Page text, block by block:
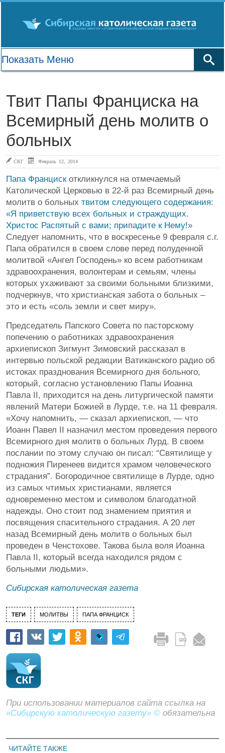
Твит Папы Франциска на
Всемирный день молитв о
больных
СКГ Февраль 12, 2014
Папа Францискоткликнулся на отмечаемый
Католической Церковью в 22-й раз Всемирный день
молитв о больных твитом следующего содержания:
«Я приветствую всех больных и страждущих.
Христос Распятый с вами; припадите к Нему!»
Следует напомнить, что в воскресенье 9 февраля с.г.
Папа обратился в своем слове перед полуденной
молитвой «Ангел Господень» ко всем работникам
здравоохранения, волонтерам и семьям, члены
которых ухаживают за своими больными близкими,
подчеркнув, что христианская забота о больных –
это и есть «соль земли и свет миру».
Председатель Папского Совета по пасторскому
попечению о работниках здравоохранения
архиепископ Зигмунт Зимовский рассказал в
интервью польской редакции Ватиканского радио об
истоках празднования Всемирного дня больного,
который, согласно установлению Папы Иоанна
Павла II, приходится на день литургической памяти
явлений Матери Божией в Лурде, т.е. на 11 февраля.
«Хочу напомнить, — сказал архиепископ, — что
Иоанн Павел II назначил местом проведения первого
Всемирного дня молитв о больных Лурд. В своем
послании по этому случаю он писал: “Святилище у
подножия Пиренеев видится храмом человеческого
страдания”. Богородичное святилище в Лурде, одно
из самых чтимых христианами, является
одновременно местом и символом благодатной
надежды. Оно стоит под знамением приятия и
посвящения спасительного страдания. А 20 лет
назад Всемирный день молитв о больных был
проведен в Ченстохове. Такова была воля Иоанна
Павла II, который всегда находился рядом с
больными людьми».
Сибирская католическая газета
ТЕГИ МОЛИТВЫ ПАПА ФРАНЦИСК
При использовании материалов сайта ссылка на
«Сибирскую католическую газету» © обязательна
ЧИТАЙТЕ ТАКЖЕ